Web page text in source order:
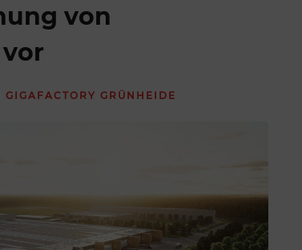
von
GIGAFACTORY GRÜNHEIDE